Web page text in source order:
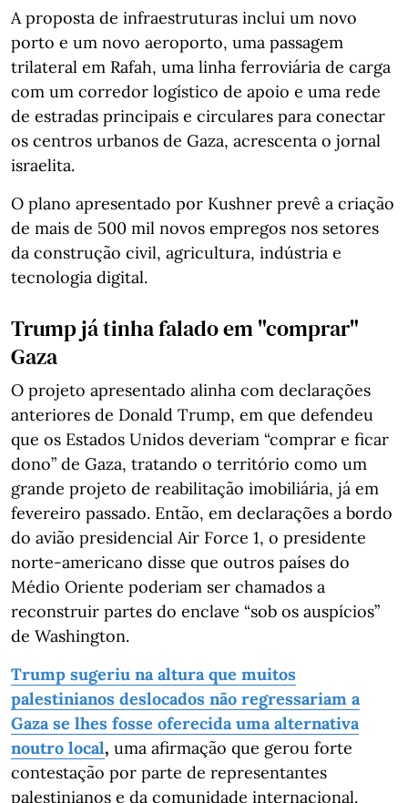
A proposta de infraestruturas inclui um novo
porto e um novo aeroporto, uma passagem
trilateral em Rafah, uma linha ferroviária de carga
com um corredor logístico de apoio e uma rede
de estradas principais e circulares para conectar
os centros urbanos de Gaza, acrescenta o jornal
israelita.
O plano apresentado por Kushner prevê a criação
de mais de 500 mil novos empregos nos setores
da construção civil, agricultura, indústria e
tecnologia digital.
Trump já tinha falado em "comprar"
Gaza
O projeto apresentado alinha com declarações
anteriores de Donald Trump, em que defendeu
que os Estados Unidos deveriam “comprar e ficar
dono” de Gaza, tratando o território como um
grande projeto de reabilitação imobiliária, já em
fevereiro passado. Então, em declarações a bordo
do avião presidencial Air Force 1, o presidente
norte-americano disse que outros países do
Médio Oriente poderiam ser chamados a
reconstruir partes do enclave “sob os auspícios”
de Washington.
Trump sugeriu na altura que muitos
palestinianos deslocados não regressariam a
Gaza se lhes fosse oferecida uma alternativa
noutro local, uma afirmação que gerou forte
contestação por parte de representantes
palestinianos e da comunidade internacional.